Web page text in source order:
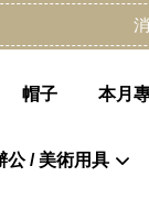
帽子 本月
公 / 美術用具